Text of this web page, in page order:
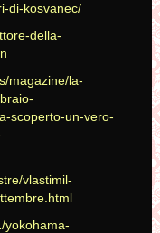
di-kosvanec/
della-
magazine/la-
scoperto-un-vero-
vlastimil-
yokohama-